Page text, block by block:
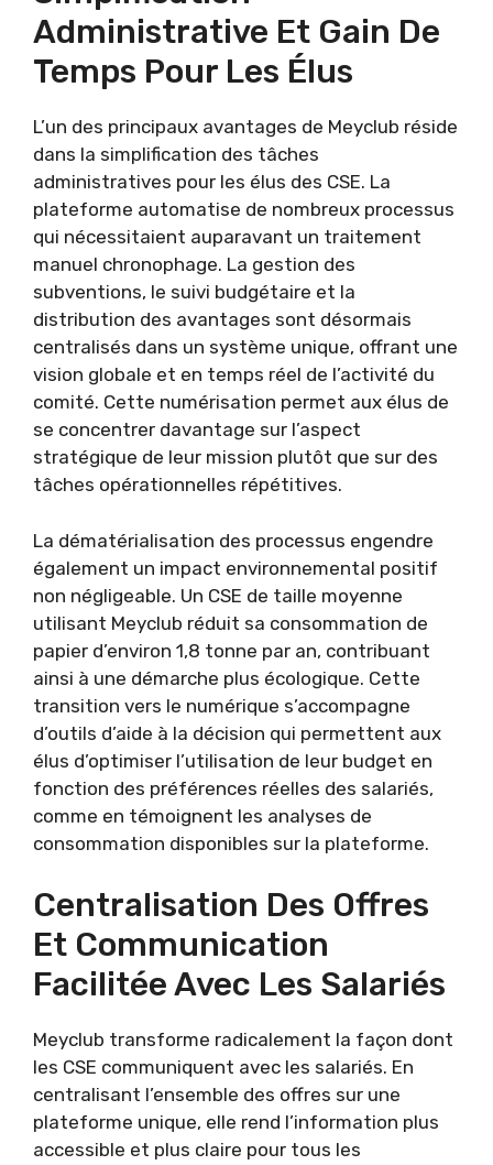
Administrative Et Gain De
Temps Pour Les Élus
L’un des principaux avantages de Meyclub réside
dans la simplification des tâches
administratives pour les élus des CSE. La
plateforme automatise de nombreux processus
qui nécessitaient auparavant un traitement
manuel chronophage. La gestion des
subventions, le suivi budgétaire et la
distribution des avantages sont désormais
centralisés dans un système unique, offrant une
vision globale et en temps réel de l’activité du
comité. Cette numérisation permet aux élus de
se concentrer davantage sur l’aspect
stratégique de leur mission plutôt que sur des
tâches opérationnelles répétitives.
La dématérialisation des processus engendre
également un impact environnemental positif
non négligeable. Un CSE de taille moyenne
utilisant Meyclub réduit sa consommation de
papier d’environ 1,8 tonne par an, contribuant
ainsi à une démarche plus écologique. Cette
transition vers le numérique s’accompagne
d’outils d’aide à la décision qui permettent aux
élus d’optimiser l’utilisation de leur budget en
fonction des préférences réelles des salariés,
comme en témoignent les analyses de
consommation disponibles sur la plateforme.
Centralisation Des Offres
Et Communication
Facilitée Avec Les Salariés
Meyclub transforme radicalement la façon dont
les CSE communiquent avec les salariés. En
centralisant l’ensemble des offres sur une
plateforme unique, elle rend l’information plus
accessible et plus claire pour tous les